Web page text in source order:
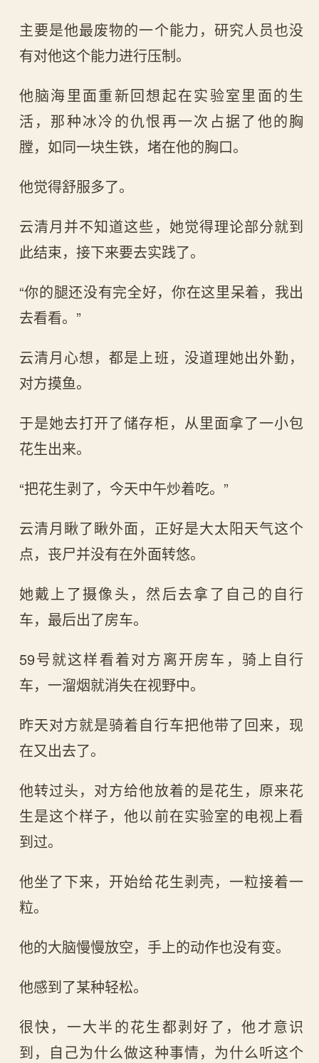
主要是他最废物的一个能力，研究人员也没
有对他这个能力进行压制。
他脑海里面重新回想起在实验室里面的生
活，那种冰冷的仇恨再一次占据了他的胸
膛，如同一块生铁，堵在他的胸口。
他觉得舒服多了。
云清月并不知道这些，她觉得理论部分就到
此结束，接下来要去实践了。
“你的腿还没有完全好，你在这里呆着，我出
去看看。”
云清月心想，都是上班，没道理她出外勤，
对方摸鱼。
于是她去打开了储存柜，从里面拿了一小包
花生出来。
“把花生剥了，今天中午炒着吃。”
云清月瞅了瞅外面，正好是大太阳天气这个
点，丧尸并没有在外面转悠。
她戴上了摄像头，然后去拿了自己的自行
车，最后出了房车。
59号就这样看着对方离开房车，骑上自行
车，一溜烟就消失在视野中。
昨天对方就是骑着自行车把他带了回来，现
在又出去了。
他转过头，对方给他放着的是花生，原来花
生是这个样子，他以前在实验室的电视上看
到过。
他坐了下来，开始给花生剥壳，一粒接着一
粒。
他的大脑慢慢放空，手上的动作也没有变。
他感到了某种轻松。
很快，一大半的花生都剥好了，他才意识
到，自己为什么做这种事情，为什么听这个